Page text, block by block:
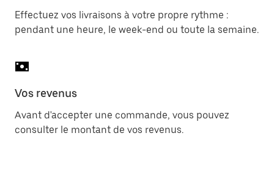
Effectuez vos livraisons à votre propre rythme :
pendant une heure, le week-end ou toute la semaine.
Vos revenus
Avant d'accepter une commande, vous pouvez
consulter le montant de vos revenus.